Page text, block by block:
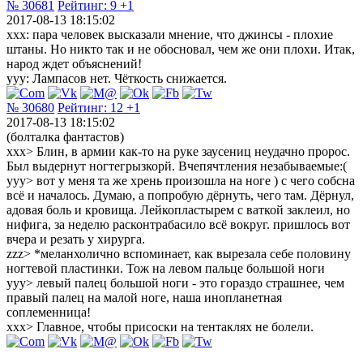
№ 30681 Рейтинг: 9 +1
2017-08-13 18:15:02
xxx: пара человек высказали мнение, что джинсы - плохие
штаны. Но никто так и не обосновал, чем же они плохи. Итак,
народ ждет объяснений!
yyy: Лампасов нет. Чёткость снижается.
№ 30680 Рейтинг: 12 +1
2017-08-13 18:15:02
(болталка фантастов)
xxx> Блин, в армии как-то на руке заусениц неудачно пророс.
Был выдернут ногтегрызкорй. Вчепячтления незабываемые:(
yyy> вот у меня та же хрень произошла на ноге ) с чего собсна
всё и началось. Думаю, а попробую дёрнуть, чего там. Дёрнул,
адовая боль и кровища. Лейкопластырем с ваткой заклеил, но
нифига, за неделю расконтрабасило всё вокруг. пришлось вот
вчера и резать у хирурга.
zzz> *меланхолично вспоминает, как вырезала себе половину
ногтевой пластинки. Тож на левом пальце большой ноги
yyy> левый палец большой ноги - это гораздо страшнее, чем
правый палец на малой ноге, наша инопланетная
соплеменница!
xxx> Главное, чтобы присоски на тентаклях не болели.